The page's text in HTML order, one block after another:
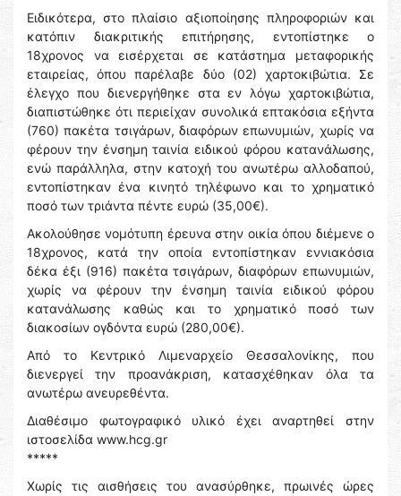
Ειδικότερα, στο πλαίσιο αξιοποίησης πληροφοριών και
κατόπιν διακριτικής επιτήρησης, εντοπίστηκε ο
18χρονος να εισέρχεται σε κατάστημα μεταφορικής
εταιρείας, όπου παρέλαβε δύο (02) χαρτοκιβώτια. Σε
έλεγχο που διενεργήθηκε στα εν λόγω χαρτοκιβώτια,
διαπιστώθηκε ότι περιείχαν συνολικά επτακόσια εξήντα
(760) πακέτα τσιγάρων, διαφόρων επωνυμιών, χωρίς να
φέρουν την ένσημη ταινία ειδικού φόρου κατανάλωσης,
ενώ παράλληλα, στην κατοχή του ανωτέρω αλλοδαπού,
εντοπίστηκαν ένα κινητό τηλέφωνο και το χρηματικό
ποσό των τριάντα πέντε ευρώ (35,00€).
Ακολούθησε νομότυπη έρευνα στην οικία όπου διέμενε ο
18χρονος, κατά την οποία εντοπίστηκαν εννιακόσια
δέκα έξι (916) πακέτα τσιγάρων, διαφόρων επωνυμιών,
χωρίς να φέρουν την ένσημη ταινία ειδικού φόρου
κατανάλωσης καθώς και το χρηματικό ποσό των
διακοσίων ογδόντα ευρώ (280,00€).
Από το Κεντρικό Λιμεναρχείο Θεσσαλονίκης, που
διενεργεί την προανάκριση, κατασχέθηκαν όλα τα
ανωτέρω ανευρεθέντα.
Διαθέσιμο φωτογραφικό υλικό έχει αναρτηθεί στην
ιστοσελίδα www.hcg.gr
*****
Χωρίς τις αισθήσεις του ανασύρθηκε, πρωινές ώρες